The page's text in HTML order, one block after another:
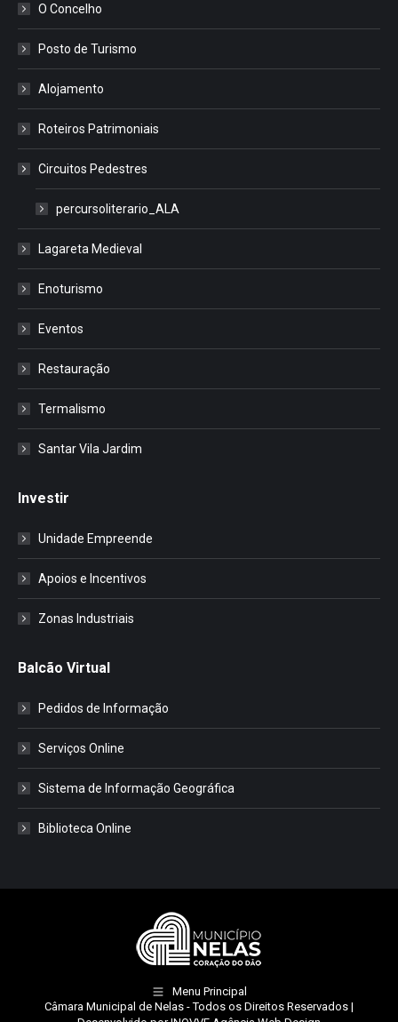
O Concelho
Posto de Turismo
Alojamento
Roteiros Patrimoniais
Circuitos Pedestres
percursoliterario_ALA
Lagareta Medieval
Enoturismo
Eventos
Restauração
Termalismo
Santar Vila Jardim
Investir
Unidade Empreende
Apoios e Incentivos
Zonas Industriais
Balcão Virtual
Pedidos de Informação
Serviços Online
Sistema de Informação Geográfica
Biblioteca Online
Menu Principal
Câmara Municipal de Nelas - Todos os Direitos Reservados |